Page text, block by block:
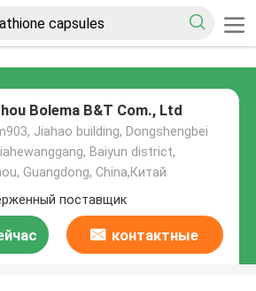
Bolema B&T Com., Ltd
Jiahao building, Dongshengbei
Baiyun district,
Guangdong, China,Китай
поставщик
контактные